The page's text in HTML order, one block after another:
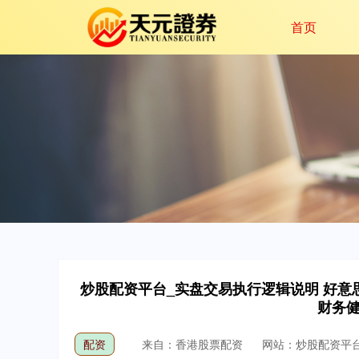
首页
炒股配资平台_实盘交易执行逻辑说明 好
财务
配资 来自：香港股票配资
网站：炒股配资平